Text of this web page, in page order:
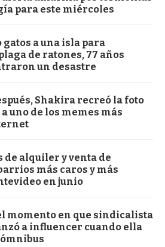
para este miércoles
a una isla para
de ratones, 77 años
un desastre
Shakira recreó la foto
uno de los memes más
de alquiler y venta de
más caros y más
en junio
momento en que sindicalista
a influencer cuando ella